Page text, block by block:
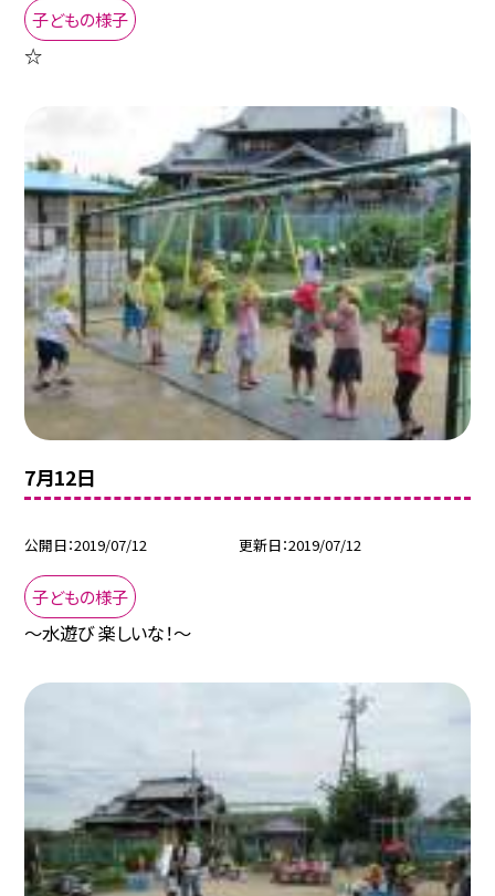
子どもの様子
☆
7月12日
公開日 2019/07/12 更新日 2019/07/12
子どもの様子
〜水遊び 楽しいな！〜